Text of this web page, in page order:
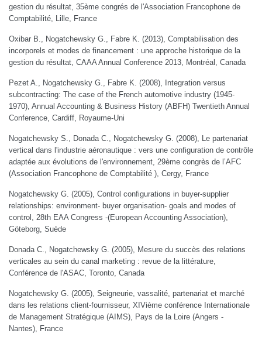
gestion du résultat, 35ème congrés de l'Association Francophone de
Comptabilité, Lille, France
Oxibar B., Nogatchewsky G., Fabre K. (2013), Comptabilisation des
incorporels et modes de financement : une approche historique de la
gestion du résultat, CAAA Annual Conference 2013, Montréal, Canada
Pezet A., Nogatchewsky G., Fabre K. (2008), Integration versus
subcontracting: The case of the French automotive industry (1945-
1970), Annual Accounting & Business History (ABFH) Twentieth Annual
Conference, Cardiff, Royaume-Uni
Nogatchewsky S., Donada C., Nogatchewsky G. (2008), Le partenariat
vertical dans l'industrie aéronautique : vers une configuration de contrôle
adaptée aux évolutions de l'environnement, 29ème congrès de l’AFC
(Association Francophone de Comptabilité ), Cergy, France
Nogatchewsky G. (2005), Control configurations in buyer-supplier
relationships: environment- buyer organisation- goals and modes of
control, 28th EAA Congress -(European Accounting Association),
Göteborg, Suède
Donada C., Nogatchewsky G. (2005), Mesure du succès des relations
verticales au sein du canal marketing : revue de la littérature,
Conférence de l'ASAC, Toronto, Canada
Nogatchewsky G. (2005), Seigneurie, vassalité, partenariat et marché
dans les relations client-fournisseur, XIVième conférence Internationale
de Management Stratégique (AIMS), Pays de la Loire (Angers -
Nantes), France